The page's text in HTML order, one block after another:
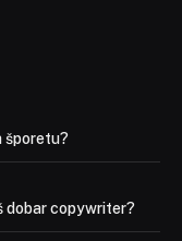
šporetu?
dobar copywriter?